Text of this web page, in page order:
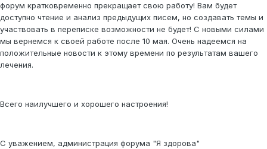
форум кратковременно прекращает свою работу! Вам будет
доступно чтение и анализ предыдущих писем, но создавать темы и
участвовать в переписке возможности не будет! С новыми силами
мы вернемся к своей работе после 10 мая. Очень надеемся на
положительные новости к этому времени по результатам вашего
лечения.
Всего наилучшего и хорошего настроения!
С уважением, администрация форума "Я здорова"